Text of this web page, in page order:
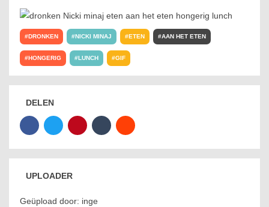
DRONKEN NICKI MINAJ ETEN AAN HET ETEN
HONGERIG LUNCH GIF
DELEN
UPLOADER
Geüpload door: inge